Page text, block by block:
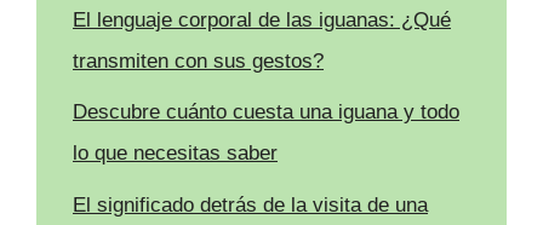
El lenguaje corporal de las iguanas: ¿Qué
transmiten con sus gestos?
Descubre cuánto cuesta una iguana y todo
lo que necesitas saber
El significado detrás de la visita de una